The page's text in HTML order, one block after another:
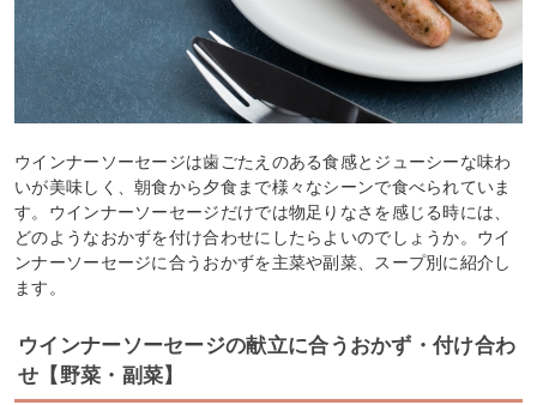
ウインナーソーセージは歯ごたえのある食感とジューシーな味わ
いが美味しく、朝食から夕食まで様々なシーンで食べられていま
す。ウインナーソーセージだけでは物足りなさを感じる時には、
どのようなおかずを付け合わせにしたらよいのでしょうか。ウイ
ンナーソーセージに合うおかずを主菜や副菜、スープ別に紹介し
ます。
ウインナーソーセージの献立に合うおかず・付け合わ
せ【野菜・副菜】